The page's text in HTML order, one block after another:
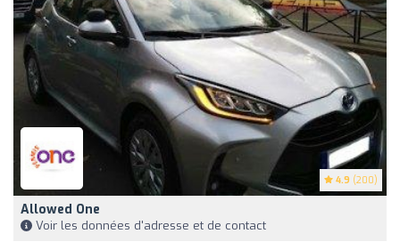
4.9 (200)
Allowed One
Voir les données d'adresse et de contact